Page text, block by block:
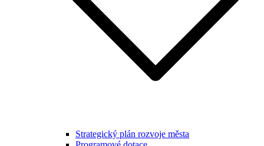
Strategický plán rozvoje města